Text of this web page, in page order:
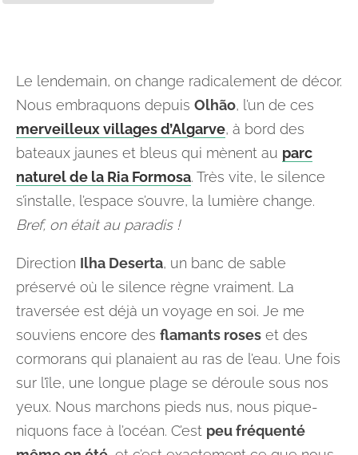
Le lendemain, on change radicalement de décor.
Nous embraquons depuis Olhão, l’un de ces
merveilleux villages d’Algarve, à bord des
bateaux jaunes et bleus qui mènent au parc
naturel de la Ria Formosa. Très vite, le silence
s’installe, l’espace s’ouvre, la lumière change.
Bref, on était au paradis !
Direction Ilha Deserta, un banc de sable
préservé où le silence règne vraiment. La
traversée est déjà un voyage en soi. Je me
souviens encore des flamants roses et des
cormorans qui planaient au ras de l’eau. Une fois
sur l’île, une longue plage se déroule sous nos
yeux. Nous marchons pieds nus, nous pique-
niquons face à l’océan. C’est peu fréquenté